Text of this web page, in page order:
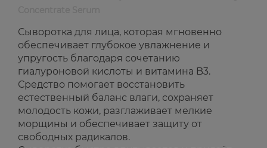
Сыворотка для лица, которая мгновенно
обеспечивает глубокое увлажнение и
упругость благодаря сочетанию
гиалуроновой кислоты и витамина B3.
Средство помогает восстановить
естественный баланс влаги, сохраняет
молодость кожи, разглаживает мелкие
морщины и обеспечивает защиту от
свободных радикалов.